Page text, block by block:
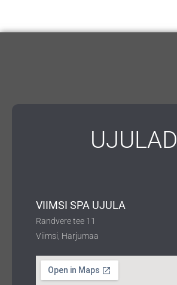
UJULAD
VIIMSI SPA UJULA
Randvere tee 11
Viimsi, Harjumaa